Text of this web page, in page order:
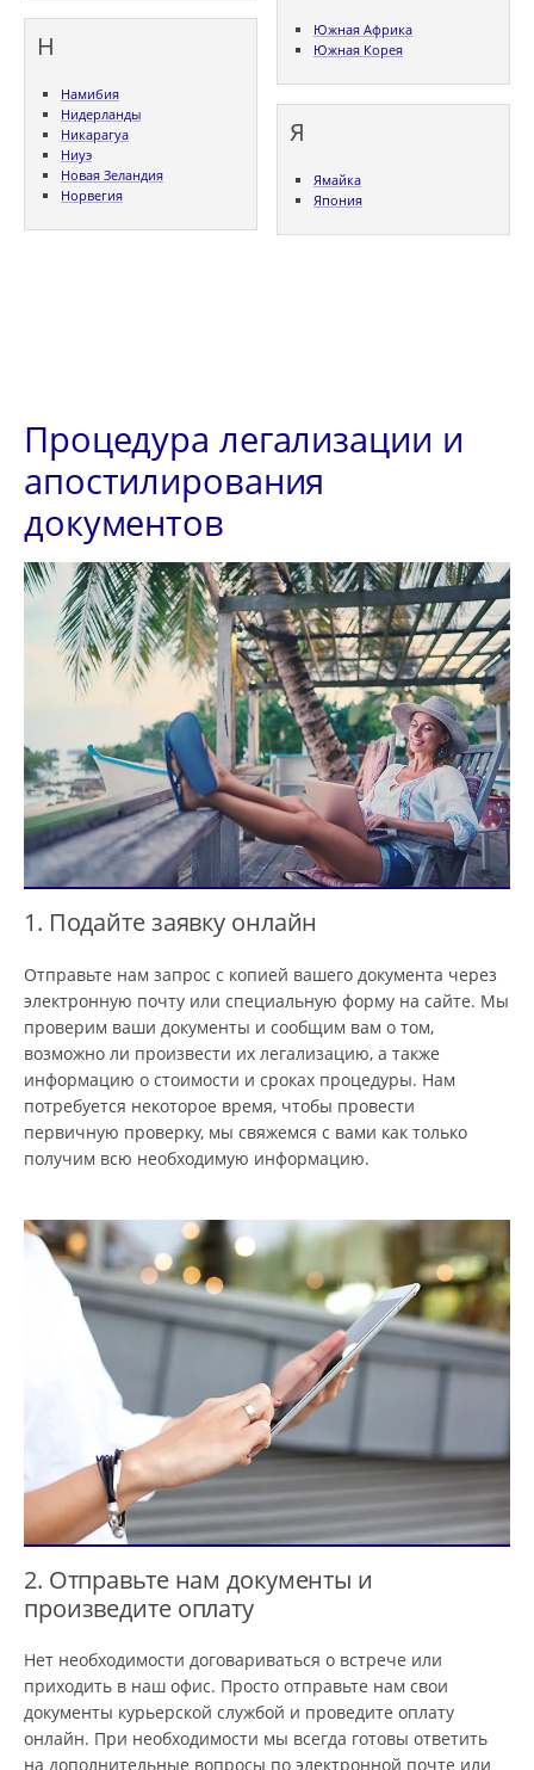
Н
Намибия
Нидерланды
Никарагуа
Ниуэ
Новая Зеландия
Норвегия
Южная Африка
Южная Корея
Я
Ямайка
Япония
Процедура легализации и
апостилирования
документов
1. Подайте заявку онлайн
Отправьте нам запрос с копией вашего документа через
электронную почту или специальную форму на сайте. Мы
проверим ваши документы и сообщим вам о том,
возможно ли произвести их легализацию, а также
информацию о стоимости и сроках процедуры. Нам
потребуется некоторое время, чтобы провести
первичную проверку, мы свяжемся с вами как только
получим всю необходимую информацию.
2. Отправьте нам документы и
произведите оплату
Нет необходимости договариваться о встрече или
приходить в наш офис. Просто отправьте нам свои
документы курьерской службой и проведите оплату
онлайн. При необходимости мы всегда готовы ответить
на дополнительные вопросы по электронной почте или